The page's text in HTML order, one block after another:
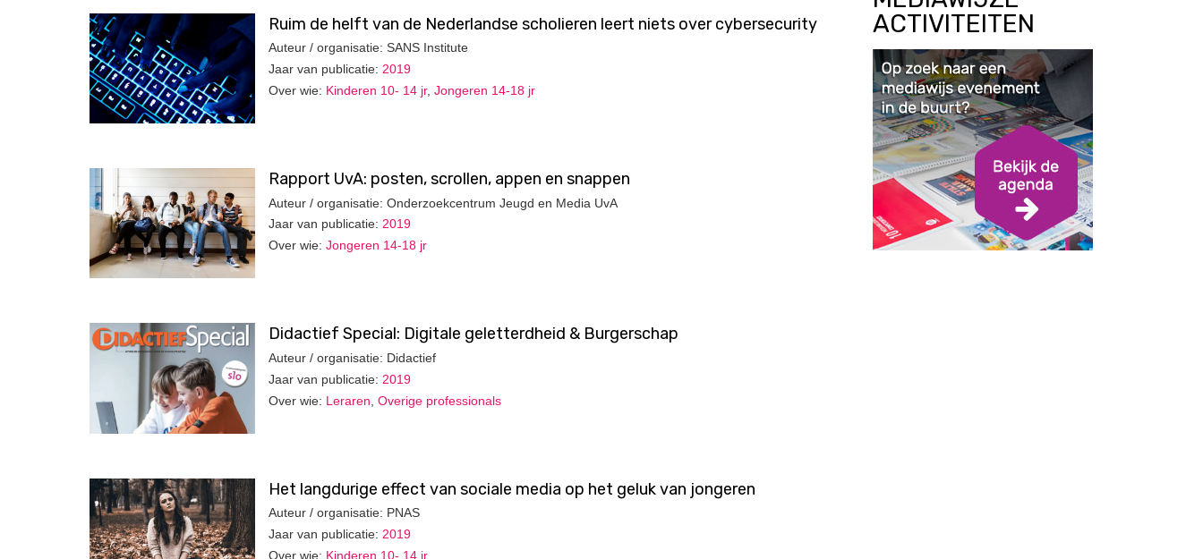
Ruim de helft van de Nederlandse scholieren leert niets over cybersecurity
Auteur / organisatie: SANS Institute
Jaar van publicatie: 2019
Over wie: Kinderen 10- 14 jr, Jongeren 14-18 jr
Rapport UvA: posten, scrollen, appen en snappen
Auteur / organisatie: Onderzoekcentrum Jeugd en Media UvA
Jaar van publicatie: 2019
Over wie: Jongeren 14-18 jr
Didactief Special: Digitale geletterdheid & Burgerschap
Auteur / organisatie: Didactief
Jaar van publicatie: 2019
Over wie: Leraren Overige professionals
Het langdurige effect van sociale media op het geluk van jongeren
Auteur / organisatie: PNAS
Jaar van publicatie: 2019
Over wie: Kinderen 10- 14 jr
ACTIVITEITEN